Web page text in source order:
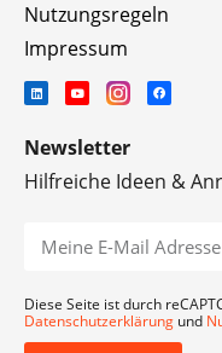
Nutzungsregeln
Impressum
Newsletter
Hilfreiche Ideen &
Diese Seite ist durch
Datenschutzerklärung und